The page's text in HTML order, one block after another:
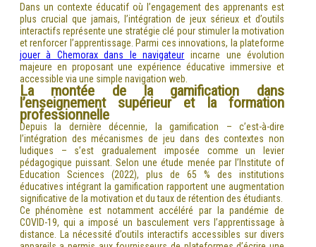
Dans un contexte éducatif où l’engagement des apprenants est
plus crucial que jamais, l’intégration de jeux sérieux et d’outils
interactifs représente une stratégie clé pour stimuler la motivation
et renforcer l’apprentissage. Parmi ces innovations, la plateforme
jouer à Chemorax dans le navigateur incarne une évolution
majeure en proposant une expérience éducative immersive et
accessible via une simple navigation web.
La montée de la gamification dans
l’enseignement supérieur et la formation
professionnelle
Depuis la dernière décennie, la gamification – c’est-à-dire
l’intégration des mécanismes de jeu dans des contextes non
ludiques – s’est gradualement imposée comme un levier
pédagogique puissant. Selon une étude menée par l’Institute of
Education Sciences (2022), plus de 65 % des institutions
éducatives intégrant la gamification rapportent une augmentation
significative de la motivation et du taux de rétention des étudiants.
Ce phénomène est notamment accéléré par la pandémie de
COVID-19, qui a imposé un basculement vers l’apprentissage à
distance. La nécessité d’outils interactifs accessibles sur divers